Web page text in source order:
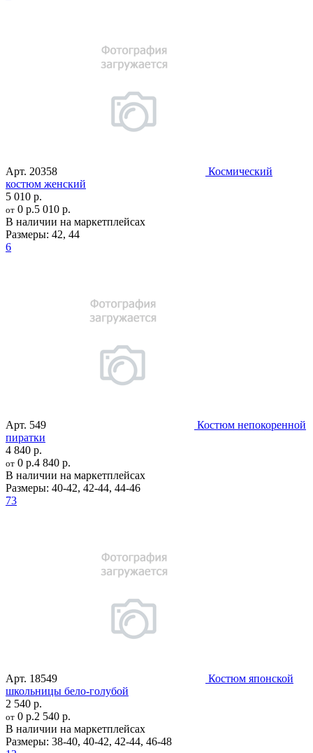
Арт. 20358
Космический
костюм женский
5 010 р.
от 0 р.5 010 р.
В наличии на маркетплейсах
Размеры: 42, 44
6
Арт. 549
Костюм непокоренной
пиратки
4 840 р.
от 0 р.4 840 р.
В наличии на маркетплейсах
Размеры: 40-42, 42-44, 44-46
73
Арт. 18549
Костюм японской
школьницы бело-голубой
2 540 р.
от 0 р.2 540 р.
В наличии на маркетплейсах
Размеры: 38-40, 40-42, 42-44, 46-48